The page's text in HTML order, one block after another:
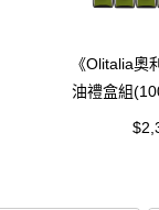
《Olitalia奧
油禮盒組
6